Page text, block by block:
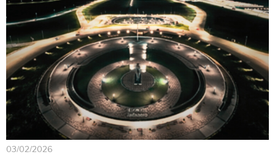
03/02/2026